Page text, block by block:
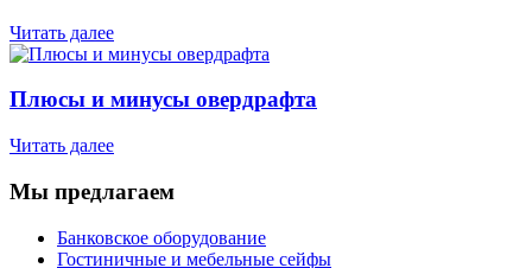
Читать далее
Плюсы и минусы овердрафта
Читать далее
Мы предлагаем
Банковское оборудование
Гостиничные и мебельные сейфы